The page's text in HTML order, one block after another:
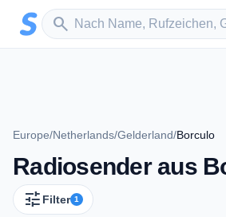
Zum Hauptinhalt springen
search
Sender suchen
Europe/Netherlands/Gelderland/Borculo
Radiosender aus
tune Filter 1